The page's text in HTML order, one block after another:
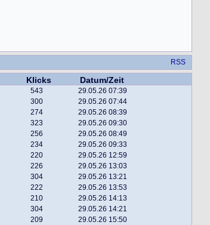
RSS
Klicks
Datum/Zeit
543 29.05.26 07:39
300 29.05.26 07:44
274 29.05.26 08:39
323 29.05.26 09:30
256 29.05.26 08:49
234 29.05.26 09:33
220 29.05.26 12:59
226 29.05.26 13:03
304 29.05.26 13:21
222 29.05.26 13:53
210 29.05.26 14:13
304 29.05.26 14:21
209 29.05.26 15:50